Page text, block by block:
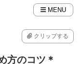
MENU
クリップする
方のコツ＊